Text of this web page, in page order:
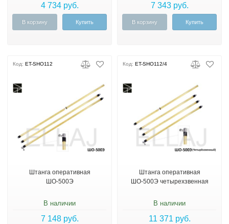
4 734 руб.
В корзину Купить
7 343 руб.
В корзину Купить
Код: ET-SHO112
Штанга оперативная
ШО-500Э
В наличии
7 148 руб.
Код: ET-SHO112/4
Штанга оперативная
ШО-500Э четырехзвенная
В наличии
11 371 руб.